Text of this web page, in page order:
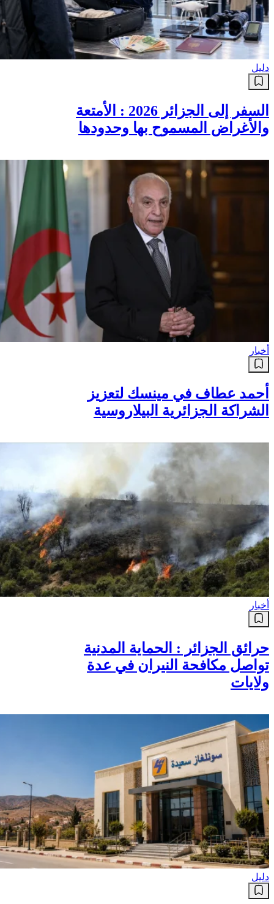
دليل
السفر إلى الجزائر 2026 : الأمتعة
والأغراض المسموح بها وحدودها
أخبار
أحمد عطاف في مينسك لتعزيز
الشراكة الجزائرية البيلاروسية
أخبار
حرائق الجزائر : الحماية المدنية
تواصل مكافحة النيران في عدة
ولايات
دليل